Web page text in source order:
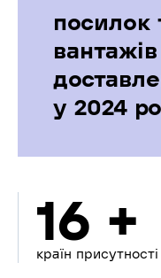
посилок
вантажів
у 2024
16 +
країн